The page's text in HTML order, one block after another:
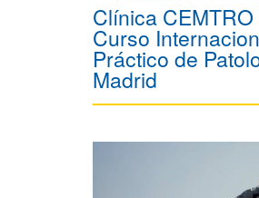
Clínica
Curso
Práctico de
Madrid